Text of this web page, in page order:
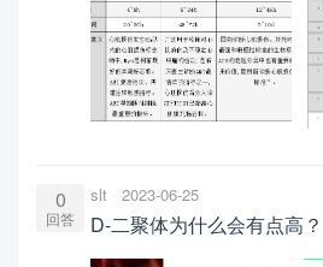
0
回答
slt 2023-06-25
D-二聚体为什么会有点高？